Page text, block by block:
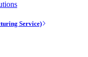
Service)